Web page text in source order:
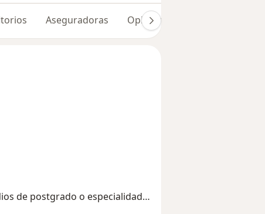
Aseguradoras Opiniones (107)
de postgrado o especialidad